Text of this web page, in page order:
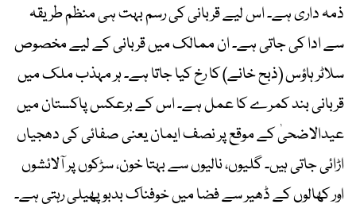
ذمہ داری ہے۔ اس لیے قربانی کی رسم بہت ہی منظم طریقہ
سے ادا کی جاتی ہے۔ ان ممالک میں قربانی کے لیے مخصوص
سلاٹر ہاؤس (ذبح خانے) کا رخ کیا جاتا ہے۔ ہر مہذب ملک میں
قربانی بند کمرے کا عمل ہے۔ اس کے برعکس پاکستان میں
عیدالاضحیٰ کے موقع پر نصف ایمان یعنی صفائی کی دھجیاں
اڑائی جاتی ہیں۔ گلیوں، نالیوں سے بہتا خون، سڑکوں پر آلائشوں
اور کھالوں کے ڈھیر سے فضا میں خوفناک بدبو پھیلی رہتی ہے۔